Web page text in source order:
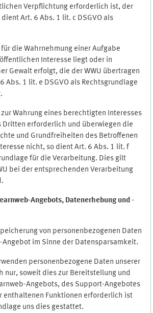
Verpflichtung erforderlich ist, der
Art. 6 Abs. 1 lit. c DSGVO als
die Wahrnehmung einer Aufgabe
Interesse liegt oder in
Gewalt erfolgt, die der WWU übertragen
Abs. 1 lit. e DSGVO als Rechtsgrundlage
Wahrung eines berechtigten Interesses
Dritten erforderlich und überwiegen die
und Grundfreiheiten des Betroffenen
nicht, so dient Art. 6 Abs. 1 lit. f
für die Verarbeitung. Dies gilt
bei der entsprechenden Verarbeitung
Angebots, Datenerhebung und -
von personenbezogenen Daten
Angebot im Sinne der Datensparsamkeit.
personenbezogene Daten unserer
nur, soweit dies zur Bereitstellung und
Angebots, des Support-Angebotes
enthaltenen Funktionen erforderlich ist
uns dies gestattet.